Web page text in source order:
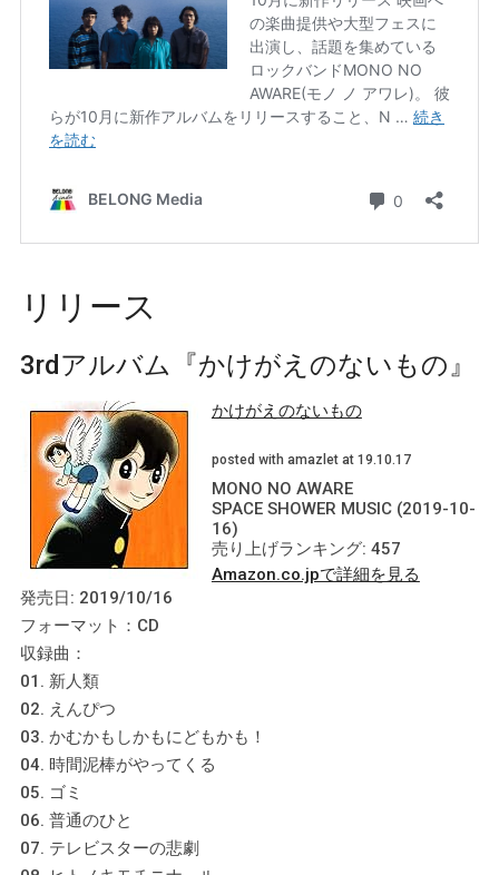
リリース
3rdアルバム『かけがえのないもの』
かけがえのないもの
posted with amazlet at 19.10.17
MONO NO AWARE
SPACE SHOWER MUSIC (2019-10-
16)
売り上げランキング: 457
Amazon.co.jpで詳細を見る
発売日: 2019/10/16
フォーマット：CD
収録曲：
01. 新人類
02. えんぴつ
03. かむかもしかもにどもかも！
04. 時間泥棒がやってくる
05. ゴミ
06. 普通のひと
07. テレビスターの悲劇